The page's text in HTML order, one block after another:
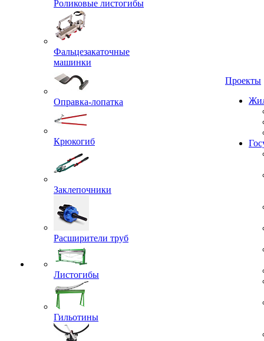
Роликовые листогибы
Фальцезакаточные
машинки
Оправка-лопатка
Крюкогиб
Заклепочники
Расширители труб
Листогибы
Гильотины